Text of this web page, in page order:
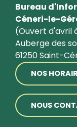
Bureau
Céneri-le-
(Ouvert d'avril
Auberge des
61250 Saint-
NOS
NOUS